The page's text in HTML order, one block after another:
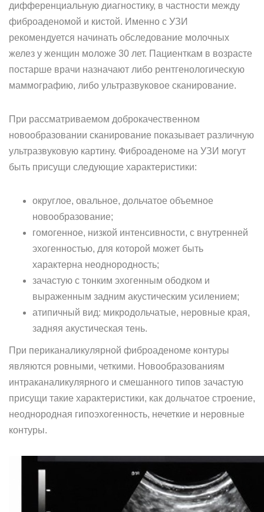
дифференциальную диагностику, в частности между
фиброаденомой и кистой. Именно с УЗИ
рекомендуется начинать обследование молочных
желез у женщин моложе 30 лет. Пациенткам в возрасте
постарше врачи назначают либо рентгенологическую
маммографию, либо ультразвуковое сканирование.
При рассматриваемом доброкачественном
новообразовании сканирование показывает различную
ультразвуковую картину. Фиброаденоме на УЗИ могут
быть присущи следующие характеристики:
округлое, овальное, дольчатое объемное
новообразование;
гомогенное, низкой интенсивности, с внутренней
эхогенностью, для которой может быть
характерна неоднородность;
зачастую с тонким эхогенным ободком и
выраженным задним акустическим усилением;
атипичный вид: микродольчатые, неровные края,
задняя акустическая тень.
При периканаликулярной фиброаденоме контуры
являются ровными, четкими. Новообразованиям
интраканаликулярного и смешанного типов зачастую
присущи такие характеристики, как дольчатое строение,
неоднородная гипоэхогенность, нечеткие и неровные
контуры.